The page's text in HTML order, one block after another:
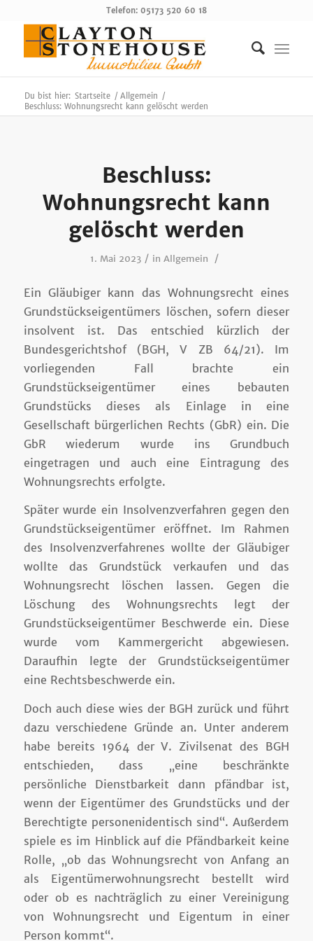
Telefon: 05173 520 60 18
Du bist hier: Startseite / Allgemein /
Beschluss: Wohnungsrecht kann gelöscht werden
Beschluss:
Wohnungsrecht kann
gelöscht werden
1. Mai 2023 / inAllgemein /
Ein Gläubiger kann das Wohnungsrecht eines
Grundstückseigentümers löschen, sofern dieser
insolvent ist. Das entschied kürzlich der
Bundesgerichtshof (BGH, V ZB 64/21). Im
vorliegenden Fall brachte ein
Grundstückseigentümer eines bebauten
Grundstücks dieses als Einlage in eine
Gesellschaft bürgerlichen Rechts (GbR) ein. Die
GbR wiederum wurde ins Grundbuch
eingetragen und auch eine Eintragung des
Wohnungsrechts erfolgte.
Später wurde ein Insolvenzverfahren gegen den
Grundstückseigentümer eröffnet. Im Rahmen
des Insolvenzverfahrenes wollte der Gläubiger
wollte das Grundstück verkaufen und das
Wohnungsrecht löschen lassen. Gegen die
Löschung des Wohnungsrechts legt der
Grundstückseigentümer Beschwerde ein. Diese
wurde vom Kammergericht abgewiesen.
Daraufhin legte der Grundstückseigentümer
eine Rechtsbeschwerde ein.
Doch auch diese wies der BGH zurück und führt
dazu verschiedene Gründe an. Unter anderem
habe bereits 1964 der V. Zivilsenat des BGH
entschieden, dass „eine beschränkte
persönliche Dienstbarkeit dann pfändbar ist,
wenn der Eigentümer des Grundstücks und der
Berechtigte personenidentisch sind“. Außerdem
spiele es im Hinblick auf die Pfändbarkeit keine
Rolle, „ob das Wohnungsrecht von Anfang an
als Eigentümerwohnungsrecht bestellt wird
oder ob es nachträglich zu einer Vereinigung
von Wohnungsrecht und Eigentum in einer
Person kommt“.